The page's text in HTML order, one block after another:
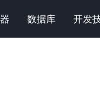
数据库 开发